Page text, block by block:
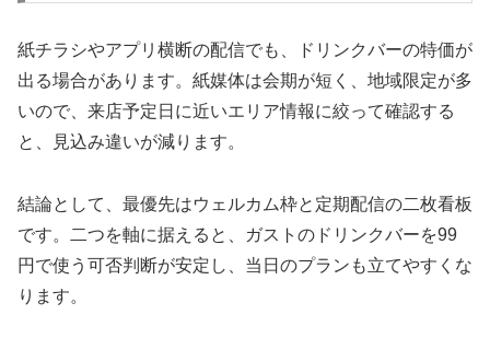
紙チラシやアプリ横断の配信でも、ドリンクバーの特価が
出る場合があります。紙媒体は会期が短く、地域限定が多
いので、来店予定日に近いエリア情報に絞って確認する
と、見込み違いが減ります。
結論として、最優先はウェルカム枠と定期配信の二枚看板
です。二つを軸に据えると、ガストのドリンクバーを99
円で使う可否判断が安定し、当日のプランも立てやすくな
ります。